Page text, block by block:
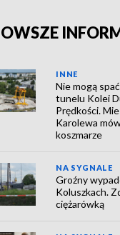
INNE
Nie mogą
tunelu Kolei
Prędkości.
Karolewa
koszmarze
NA SYGNALE
Groźny
Koluszkach.
ciężarówką